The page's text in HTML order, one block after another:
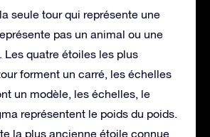
seule tour qui représente une
pas un animal ou une
Les quatre étoiles les plus
forment un carré, les échelles
un modèle, les échelles, le
représentent le poids du poids.
la plus ancienne étoile connue